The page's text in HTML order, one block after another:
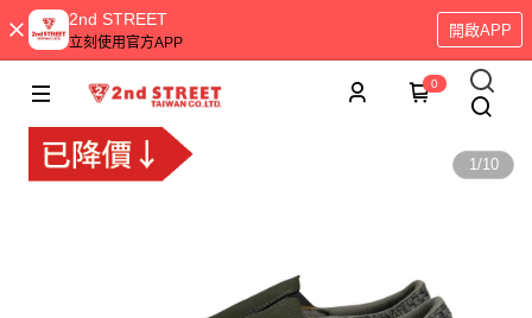
2nd STREET
立刻使用官方APP
開啟APP
0
1/10